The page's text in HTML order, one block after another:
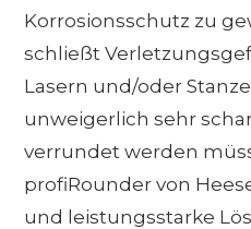
Korrosionsschutz zu
schließt
Lasern und/oder
unweigerlich sehr
verrundet werden
profiRounder von
und leistungsstarke